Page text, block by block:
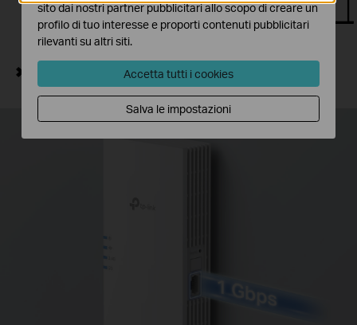
Router
1 Gbps
Access Point
sito dai nostri partner pubblicitari allo scopo di creare un
profilo di tuo interesse e proporti contenuti pubblicitari
rilevanti su altri siti.
Accetta tutti i cookies
Salva le impostazioni